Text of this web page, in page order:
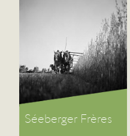
Séeberger Frères